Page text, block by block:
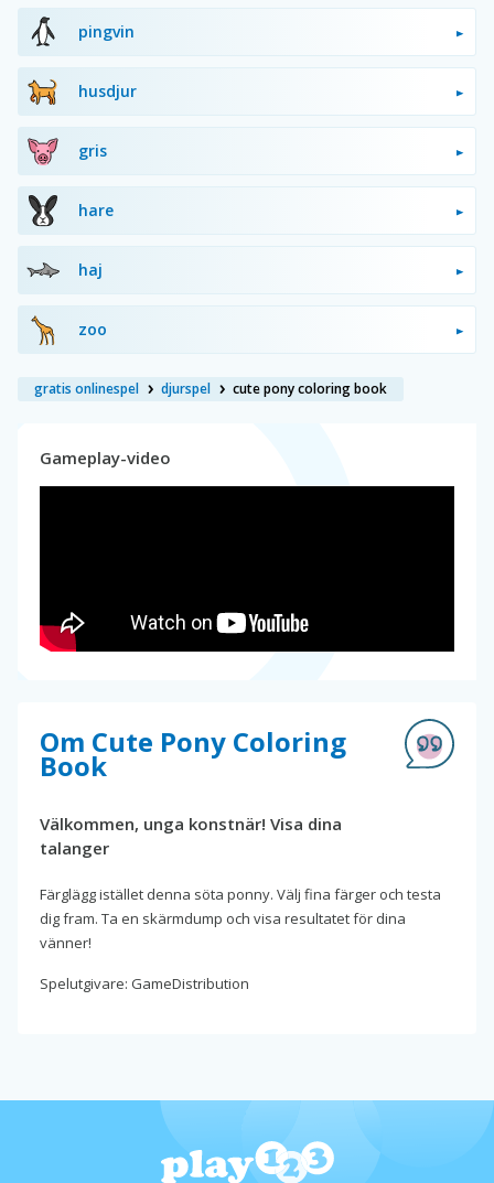
pingvin
husdjur
gris
hare
haj
zoo
gratis onlinespel djurspel cute pony coloring book
Gameplay-video
Om Cute Pony Coloring
Book
Välkommen, unga konstnär! Visa dina
talanger
Färglägg istället denna söta ponny. Välj fina färger och testa
dig fram. Ta en skärmdump och visa resultatet för dina
vänner!
Spelutgivare: GameDistribution